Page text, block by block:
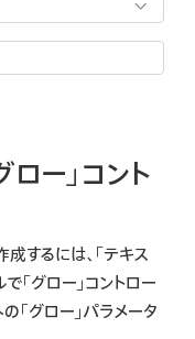
ー」コント
するには、「テキス
「グロー」コントロー
「グロー」パラメータ